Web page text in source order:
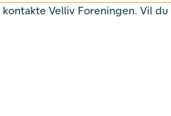
Velliv Foreningen. Vil